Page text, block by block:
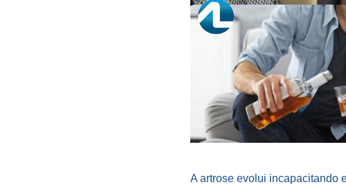
A artrose evolui incapacitando